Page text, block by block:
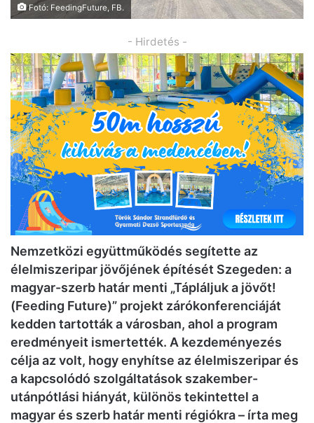
Fotó: FeedingFuture, FB.
- Hirdetés -
Nemzetközi együttműködés segítette az
élelmiszeripar jövőjének építését Szegeden: a
magyar-szerb határ menti „Tápláljuk a jövőt!
(Feeding Future)” projekt zárókonferenciáját
kedden tartották a városban, ahol a program
eredményeit ismertették. A kezdeményezés
célja az volt, hogy enyhítse az élelmiszeripar és
a kapcsolódó szolgáltatások szakember-
utánpótlási hiányát, különös tekintettel a
magyar és szerb határ menti régiókra – írta meg